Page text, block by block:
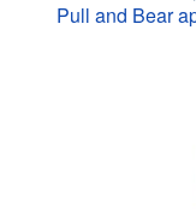
Pull and Bear